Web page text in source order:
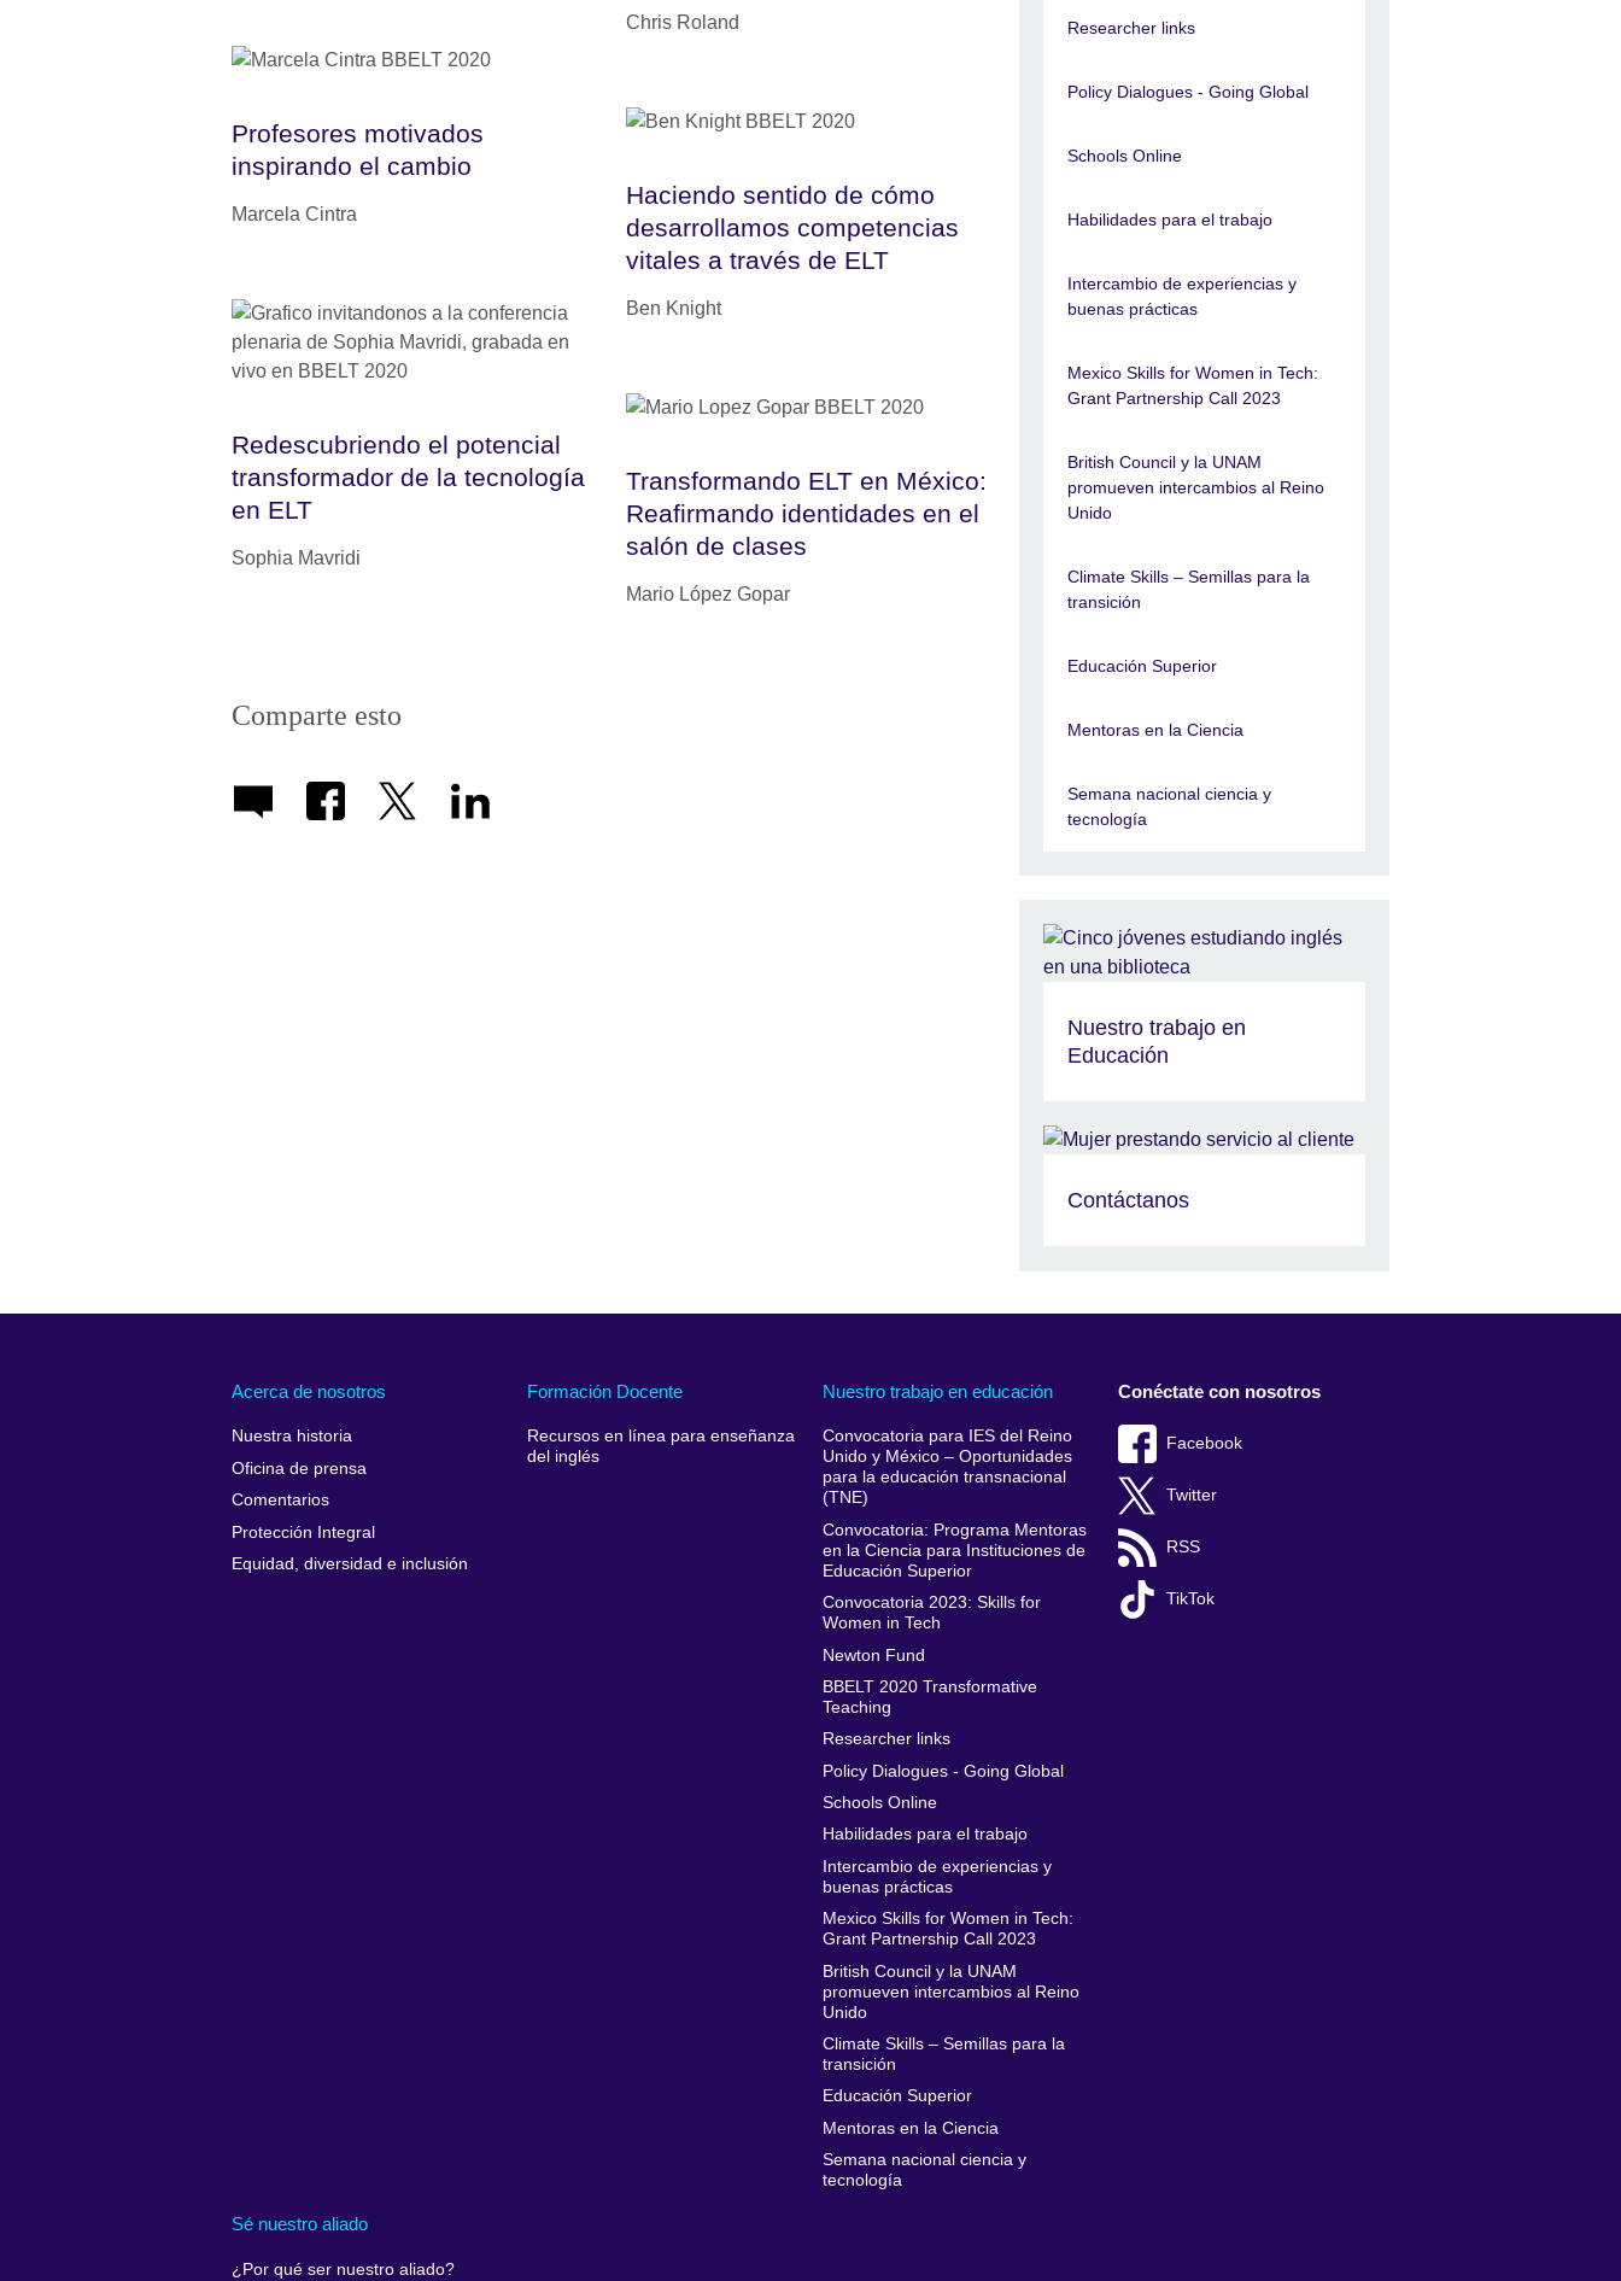
Chris Roland
Profesores motivados
inspirando el cambio
Marcela Cintra
Haciendo sentido de cómo
desarrollamos competencias
vitales a través de ELT
Ben Knight
Redescubriendo el potencial
transformador de la tecnología
en ELT
Sophia Mavridi
Transformando ELT en México:
Reafirmando identidades en el
salón de clases
Mario López Gopar
Comparte esto
Researcher links
Policy Dialogues - Going Global
Schools Online
Habilidades para el trabajo
Intercambio de experiencias y
buenas prácticas
Mexico Skills for Women in Tech:
Grant Partnership Call 2023
British Council y la UNAM
promueven intercambios al Reino
Unido
Climate Skills – Semillas para la
transición
Educación Superior
Mentoras en la Ciencia
Semana nacional ciencia y
tecnología
Nuestro trabajo en
Educación
Contáctanos
Acerca de nosotros
Nuestra historia
Oficina de prensa
Comentarios
Protección Integral
Equidad, diversidad e inclusión
Formación Docente
Recursos en línea para enseñanza
del inglés
Nuestro trabajo en educación
Convocatoria para IES del Reino
Unido y México – Oportunidades
para la educación transnacional
(TNE)
Convocatoria: Programa Mentoras
en la Ciencia para Instituciones de
Educación Superior
Convocatoria 2023: Skills for
Women in Tech
Newton Fund
BBELT 2020 Transformative
Teaching
Researcher links
Policy Dialogues - Going Global
Schools Online
Habilidades para el trabajo
Intercambio de experiencias y
buenas prácticas
Mexico Skills for Women in Tech:
Grant Partnership Call 2023
British Council y la UNAM
promueven intercambios al Reino
Unido
Climate Skills – Semillas para la
transición
Educación Superior
Mentoras en la Ciencia
Semana nacional ciencia y
tecnología
Sé nuestro aliado
¿Por qué ser nuestro aliado?
Conéctate con nosotros
Facebook
Twitter
RSS
TikTok